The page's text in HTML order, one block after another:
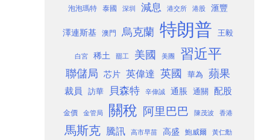
泡泡瑪特 泰國 深圳 減息 港交所 港股 滙豐
澤連斯基 澳門 烏克蘭 特朗普 王毅
白宮 稀土 罷工 美國 美團 習近平
聯儲局 芯片 英偉達 英國 華為 蘋果
裁員 訪華 貝森特 辛偉誠 通脹 通關 配股
金價 金管局 關稅 阿里巴巴 陳茂波 香港
馬斯克 騰訊 高市早苗 高盛 鮑威爾 黃仁勳